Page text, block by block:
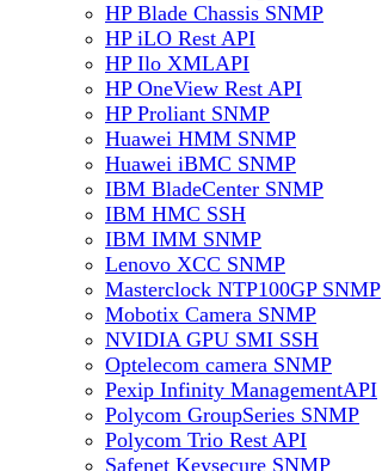
HP Blade Chassis SNMP
HP iLO Rest API
HP Ilo XMLAPI
HP OneView Rest API
HP Proliant SNMP
Huawei HMM SNMP
Huawei iBMC SNMP
IBM BladeCenter SNMP
IBM HMC SSH
IBM IMM SNMP
Lenovo XCC SNMP
Masterclock NTP100GP SNMP
Mobotix Camera SNMP
NVIDIA GPU SMI SSH
Optelecom camera SNMP
Pexip Infinity ManagementAPI
Polycom GroupSeries SNMP
Polycom Trio Rest API
Safenet Keysecure SNMP